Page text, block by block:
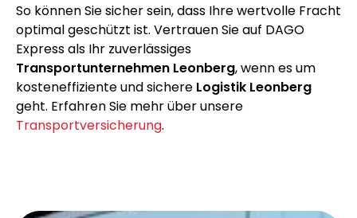
So können Sie sicher sein, dass Ihre wertvolle Fracht
optimal geschützt ist. Vertrauen Sie auf DAGO
Express als Ihr zuverlässiges
Transportunternehmen Leonberg, wenn es um
kosteneffiziente und sichere Logistik Leonberg
geht. Erfahren Sie mehr über unsere
Transportversicherung.